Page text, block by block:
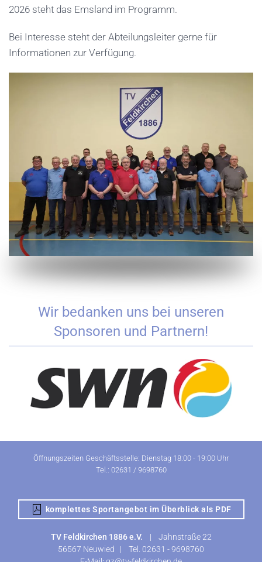
2026 steht das Emsland im Programm.
Bei Interesse steht der Abteilungsleiter gerne für
Informationen zur Verfügung.
Wir bedanken uns bei unseren
Sponsoren und Partnern!
Öffnungszeiten Geschäftsstelle: Dienstag 18:00 - 19:00 Uhr
Tel.: 02631 / 9698760
komplettes Sportangebot im Überblick als PDF
TV Feldkirchen 1886 e.V. | Jahnstraße 22
56567 Neuwied | Tel. 02631 - 9698760